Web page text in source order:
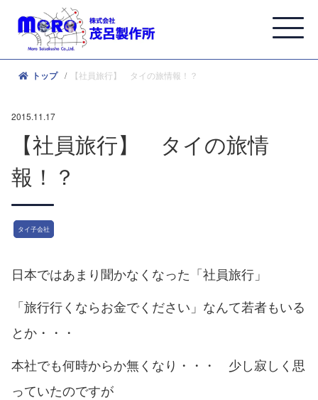
トップ 【社員旅行】 タイの旅情報！？
2015.11.17
【社員旅行】 タイの旅情
報！？
タイ子会社
日本ではあまり聞かなくなった「社員旅行」
「旅行行くならお金でください」なんて若者もいる
とか・・・
本社でも何時からか無くなり・・・ 少し寂しく思
っていたのですが